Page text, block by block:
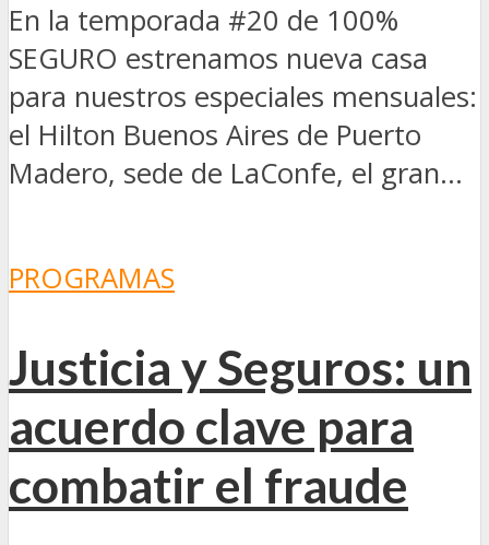
En la temporada #20 de 100%
SEGURO estrenamos nueva casa
para nuestros especiales mensuales:
el Hilton Buenos Aires de Puerto
Madero, sede de LaConfe, el gran...
PROGRAMAS
Justicia y Seguros: un
acuerdo clave para
combatir el fraude